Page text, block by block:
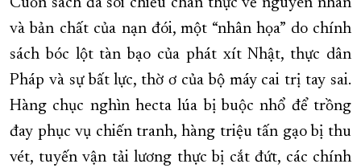
Cuốn sách đã soi chiếu chân thực về nguyên nhân
và bản chất của nạn đói, một “nhân họa” do chính
sách bóc lột tàn bạo của phát xít Nhật, thực dân
Pháp và sự bất lực, thờ ơ của bộ máy cai trị tay sai.
Hàng chục nghìn hecta lúa bị buộc nhổ để trồng
đay phục vụ chiến tranh, hàng triệu tấn gạo bị thu
vét, tuyến vận tải lương thực bị cắt đứt, các chính